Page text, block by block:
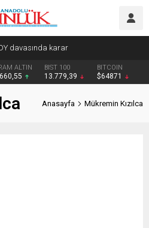
davasında karar
ALTIN BIST 100
13.779,39
BITCOIN
$64871
Anasayfa Mükremin Kızılca